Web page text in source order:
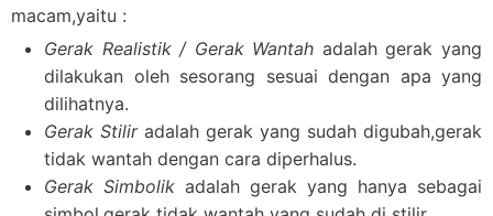
macam,yaitu :
Gerak Realistik / Gerak Wantah adalah gerak yang
dilakukan oleh sesorang sesuai dengan apa yang
dilihatnya.
Gerak Stiliradalah gerak yang sudah digubah,gerak
tidak wantah dengan cara diperhalus.
Gerak Simbolik adalah gerak yang hanya sebagai